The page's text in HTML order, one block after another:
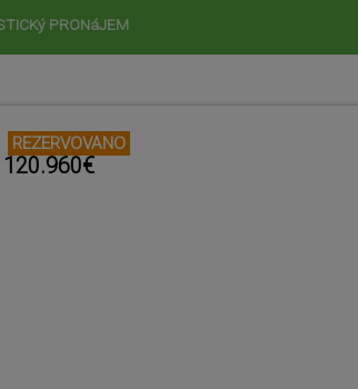
PRONáJEM
REZERVOVANO
120.960€